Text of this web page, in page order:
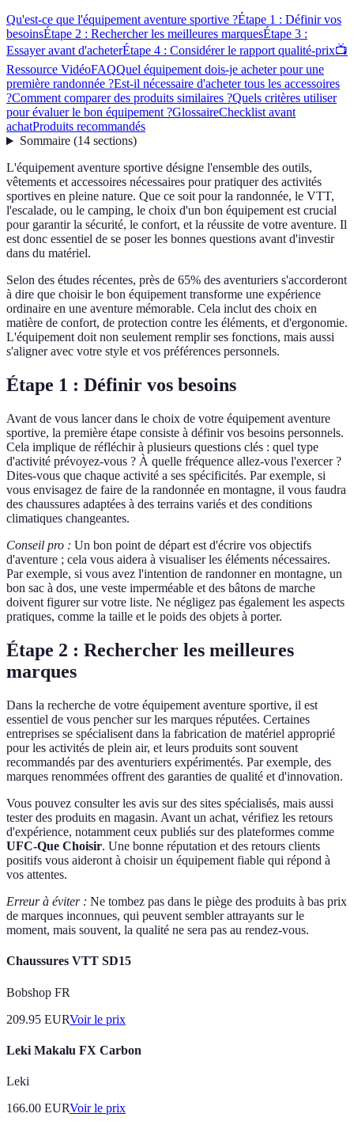
Qu'est-ce que l'équipement aventure sportive ?Étape 1 : Définir vos
besoinsÉtape 2 : Rechercher les meilleures marquesÉtape 3 :
Essayer avant d'acheterÉtape 4 : Considérer le rapport qualité-prix📺
Ressource VidéoFAQQuel équipement dois-je acheter pour une
première randonnée ?Est-il nécessaire d'acheter tous les accessoires
?Comment comparer des produits similaires ?Quels critères utiliser
pour évaluer le bon équipement ?GlossaireChecklist avant
achatProduits recommandés
Sommaire(14 sections)
L'équipement aventure sportive désigne l'ensemble des outils,
vêtements et accessoires nécessaires pour pratiquer des activités
sportives en pleine nature. Que ce soit pour la randonnée, le VTT,
l'escalade, ou le camping, le choix d'un bon équipement est crucial
pour garantir la sécurité, le confort, et la réussite de votre aventure. Il
est donc essentiel de se poser les bonnes questions avant d'investir
dans du matériel.
Selon des études récentes, près de 65% des aventuriers s'accorderont
à dire que choisir le bon équipement transforme une expérience
ordinaire en une aventure mémorable. Cela inclut des choix en
matière de confort, de protection contre les éléments, et d'ergonomie.
L'équipement doit non seulement remplir ses fonctions, mais aussi
s'aligner avec votre style et vos préférences personnels.
Étape 1 : Définir vos besoins
Avant de vous lancer dans le choix de votre équipement aventure
sportive, la première étape consiste à définir vos besoins personnels.
Cela implique de réfléchir à plusieurs questions clés : quel type
d'activité prévoyez-vous ? À quelle fréquence allez-vous l'exercer ?
Dites-vous que chaque activité a ses spécificités. Par exemple, si
vous envisagez de faire de la randonnée en montagne, il vous faudra
des chaussures adaptées à des terrains variés et des conditions
climatiques changeantes.
Conseil pro : Un bon point de départ est d'écrire vos objectifs
d'aventure ; cela vous aidera à visualiser les éléments nécessaires.
Par exemple, si vous avez l'intention de randonner en montagne, un
bon sac à dos, une veste imperméable et des bâtons de marche
doivent figurer sur votre liste. Ne négligez pas également les aspects
pratiques, comme la taille et le poids des objets à porter.
Étape 2 : Rechercher les meilleures
marques
Dans la recherche de votre équipement aventure sportive, il est
essentiel de vous pencher sur les marques réputées. Certaines
entreprises se spécialisent dans la fabrication de matériel approprié
pour les activités de plein air, et leurs produits sont souvent
recommandés par des aventuriers expérimentés. Par exemple, des
marques renommées offrent des garanties de qualité et d'innovation.
Vous pouvez consulter les avis sur des sites spécialisés, mais aussi
tester des produits en magasin. Avant un achat, vérifiez les retours
d'expérience, notamment ceux publiés sur des plateformes comme
UFC-Que Choisir. Une bonne réputation et des retours clients
positifs vous aideront à choisir un équipement fiable qui répond à
vos attentes.
Erreur à éviter : Ne tombez pas dans le piège des produits à bas prix
de marques inconnues, qui peuvent sembler attrayants sur le
moment, mais souvent, la qualité ne sera pas au rendez-vous.
Chaussures VTT SD15
Bobshop FR
209.95 EURVoir le prix
Leki Makalu FX Carbon
Leki
166.00 EURVoir le prix